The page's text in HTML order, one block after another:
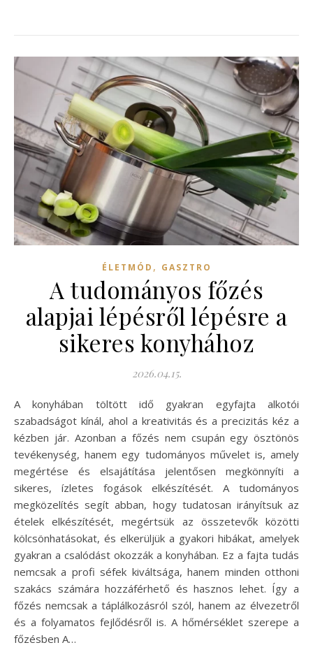
ÉLETMÓD , GASZTRO
A tudományos főzés
alapjai lépésről lépésre a
sikeres konyhához
2026.04.15.
A konyhában töltött idő gyakran egyfajta alkotói
szabadságot kínál, ahol a kreativitás és a precizitás kéz a
kézben jár. Azonban a főzés nem csupán egy ösztönös
tevékenység, hanem egy tudományos művelet is, amely
megértése és elsajátítása jelentősen megkönnyíti a
sikeres, ízletes fogások elkészítését. A tudományos
megközelítés segít abban, hogy tudatosan irányítsuk az
ételek elkészítését, megértsük az összetevők közötti
kölcsönhatásokat, és elkerüljük a gyakori hibákat, amelyek
gyakran a csalódást okozzák a konyhában. Ez a fajta tudás
nemcsak a profi séfek kiváltsága, hanem minden otthoni
szakács számára hozzáférhető és hasznos lehet. Így a
főzés nemcsak a táplálkozásról szól, hanem az élvezetről
és a folyamatos fejlődésről is. A hőmérséklet szerepe a
főzésben A…